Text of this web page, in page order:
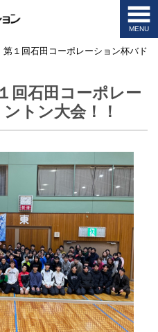
MENU
第１回石田コーポレーション杯バド
回石田コーポレー
トン大会！！